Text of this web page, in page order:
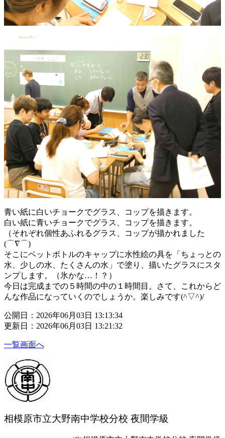
青い紙に白いチョークでグラス、コップを描きます。
白い紙に青いチョークでグラス、コップを描きます。
（それぞれ個性あふれるグラス、コップが描かれました
(⌒∇⌒)
そこにペットボトルのキャップに水性絵の具を「ちょっとの
水、少しの水、たくさんの水」で塗り、描いたグラスにスタ
ンプします。（氷かな…！？）
今日は完成までの５時間の中の１時間目。さて、これからど
んな作品になっていくのでしょうか。楽しみです(^▽^)/
公開日：2026年06月03日 13:13:34
更新日：2026年06月03日 13:21:32
一覧画面へ
相模原市立大野南中学校分校 夜間学級